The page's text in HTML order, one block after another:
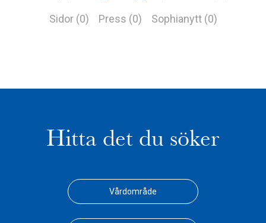
Sidor (0) Press (0) Sophianytt (0)
Hitta det du söker
Vårdområde